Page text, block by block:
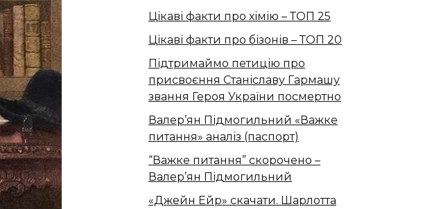
Цікаві факти про хімію – ТОП 25
Цікаві факти про бізонів – ТОП 20
Підтримаймо петицію про
присвоєння Станіславу Гармашу
звання Героя України посмертно
Валер’ян Підмогильний «Важке
питання» аналіз (паспорт)
“Важке питання” скорочено –
Валер’ян Підмогильний
«Джейн Ейр» скачати. Шарлотта